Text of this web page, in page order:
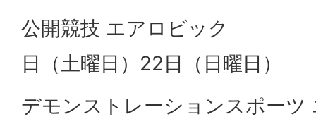
公開競技 エアロビッ
日（土曜日）22日（日曜日）
デモンストレーションスポーツ